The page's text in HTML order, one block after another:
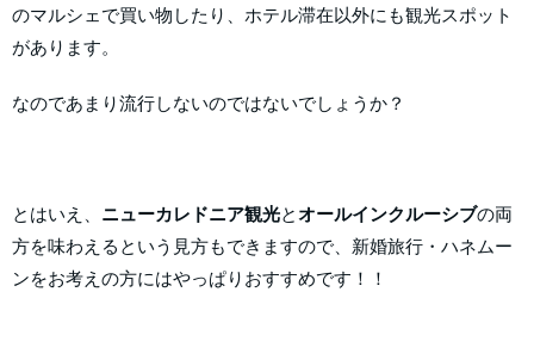
のマルシェで買い物したり、ホテル滞在以外にも観光スポット
があります。
なのであまり流行しないのではないでしょうか？
とはいえ、 ニューカレドニア観光とオールインクルーシブの両
方を味わえるという見方もできますので、新婚旅行・ハネムー
ンをお考えの方にはやっぱりおすすめです！！